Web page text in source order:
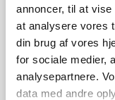
annoncer, til at
at analysere vores
din brug af vores
for sociale medier,
analysepartnere.
data med andre
Tilføj til
Kunder